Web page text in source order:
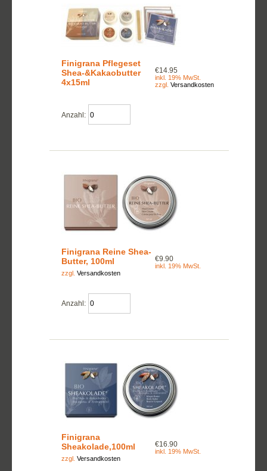
Finigrana Pflegeset
Shea-&Kakaobutter
4x15ml
€14.95
inkl. 19% MwSt.
zzgl. Versandkosten
Anzahl:
Finigrana Reine Shea-
Butter, 100ml
€9.90
inkl. 19% MwSt.
zzgl. Versandkosten
Anzahl:
Finigrana
Sheakolade,100ml
€16.90
inkl. 19% MwSt.
zzgl. Versandkosten